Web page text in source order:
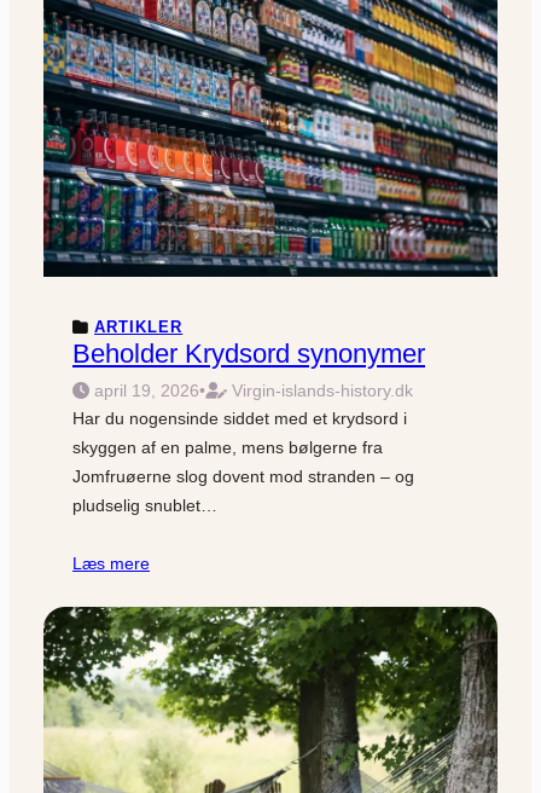
ARTIKLER
Beholder Krydsord synonymer
april 19, 2026•
Virgin-islands-history.dk
Har du nogensinde siddet med et krydsord i
skyggen af en palme, mens bølgerne fra
Jomfruøerne slog dovent mod stranden – og
pludselig snublet…
Læs mere